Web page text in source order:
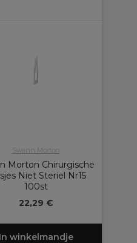
Swann Morton
Morton Chirurgische
Niet Steriel Nr15
100st
22,29 €
In winkelmandje